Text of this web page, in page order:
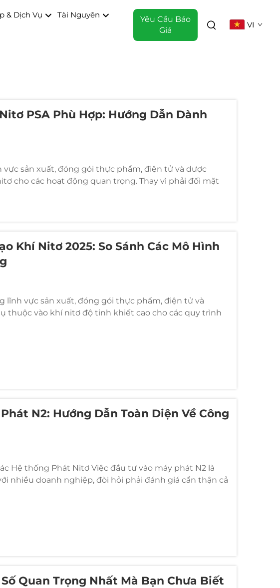
& Dịch Vụ Tài Nguyên
Yêu Cầu Báo
Giá
VI
PSA Phù Hợp: Hướng Dẫn Dành
sản xuất, đóng gói thực phẩm, điện tử và dược
cho các hoạt động quan trọng. Thay vì phải đối mặt
thức về hậu cần từ việc giao bình khí hoặc nitrogen
Khí Nitơ 2025: So Sánh Các Mô Hình
lĩnh vực sản xuất, đóng gói thực phẩm, điện tử và
thuộc vào khí nitơ độ tinh khiết cao cho các quy trình
việc giao bình khí đắt tiền hoặc nguồn cung cấp
N2: Hướng Dẫn Toàn Diện Về Công
Hệ thống Phát Nitơ Việc đầu tư vào máy phát N2 là
nhiều doanh nghiệp, đòi hỏi phải đánh giá cẩn thận cả
phí máy phát N2 e...
Quan Trọng Nhất Mà Bạn Chưa Biết